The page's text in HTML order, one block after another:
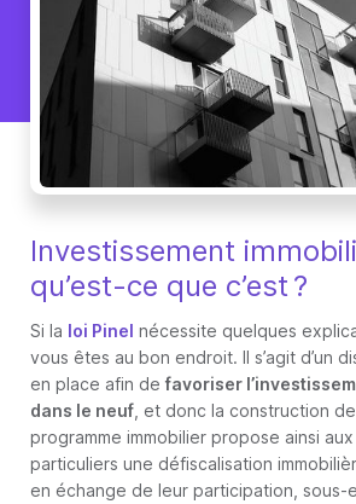
Investissement
qu’est-ce que c’est ?
Si la loi Pinel nécessite quelques
vous êtes au bon endroit. Il s’agit d’un
en place afin de favoriser
dans le neuf , et donc la construction
programme immobilier propose ainsi
particuliers une défiscalisation
en échange de leur participation, sous-